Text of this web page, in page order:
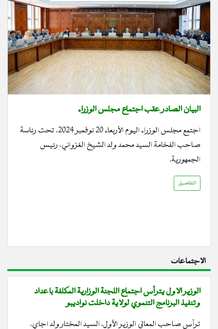
البيان الصادر عقب اجتماع مجلس الوزراء
اجتمع مجلس الوزراء اليوم الأربعاء 20 نوفمبر 2024، تحت رئاسة
صاحب الفخامة السيد محمد ولد الشيخ الغزواني، رئيس
الجمهورية.
التفاصيل
الإجتماعات
الوزير الأول يترأس اجتماع اللجنة الوزارية المكلفة بإعداد
وتنفيذ البرنامج التنموي لولاية داخلت نواذيبو
ترأس صاحب المعالي الوزير الأول، السيد المختار ولد اجاي،